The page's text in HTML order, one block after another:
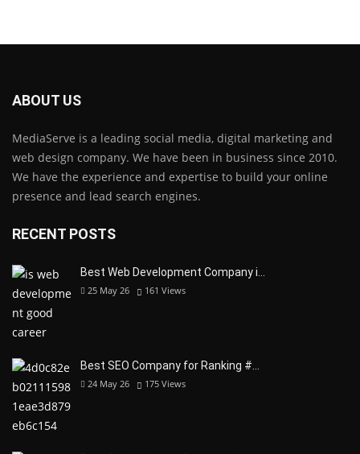
ABOUT US
MediaServe is a leading social media, digital marketing and
web design company. We have been in business since 2010.
We have the experience and expertise to build your online
presence and lead search engines.
RECENT POSTS
Best Web Development Company i…
25 May 26 161 Views
Best SEO Company for Ranking #…
24 May 26 175 Views